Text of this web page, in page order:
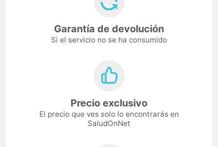
Garantía de devolución
Si el servicio no se ha consumido
Precio exclusivo
El precio que ves solo lo encontrarás en
SaludOnNet